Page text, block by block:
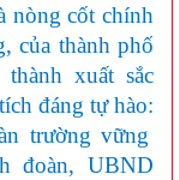
nòng cốt chính
của thành phố
xuất sắc
đáng tự hào:
trường vững
đoàn, UBND